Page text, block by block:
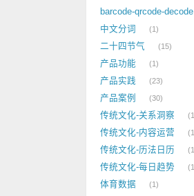
barcode-qrcode-decode
中文分词 1
二十四节气 15
产品功能 1
产品实践 23
产品案例 30
传统文化-关系洞察 1
传统文化-内容运营 1
传统文化-历法日历 1
传统文化-每日趋势 1
体育数据 1